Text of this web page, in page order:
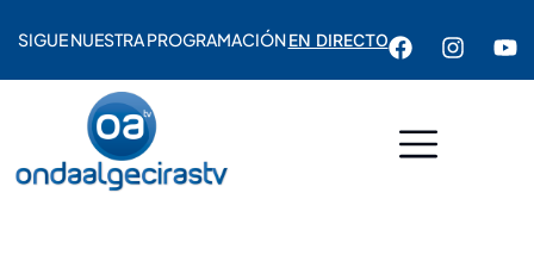
SIGUE NUESTRA PROGRAMACIÓNEN DIRECTO